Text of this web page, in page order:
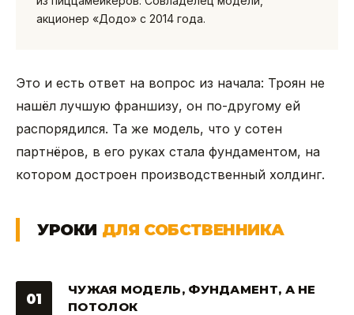
акционер «Додо» с 2014 года.
Это и есть ответ на вопрос из начала: Троян не
нашёл лучшую франшизу, он по-другому ей
распорядился. Та же модель, что у сотен
партнёров, в его руках стала фундаментом, на
котором достроен производственный холдинг.
УРОКИ ДЛЯ СОБСТВЕННИКА
01
ЧУЖАЯ МОДЕЛЬ, ФУНДАМЕНТ, А НЕ
ПОТОЛОК